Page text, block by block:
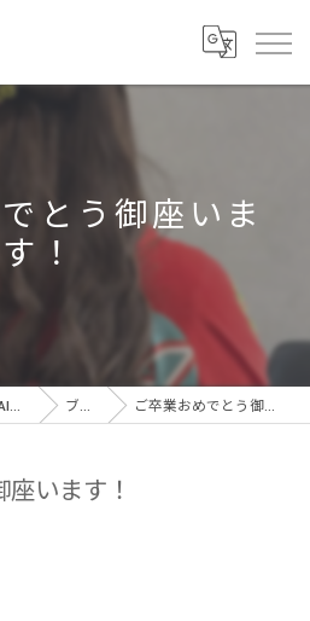
とう御座いま
す！
一宮の美容室ならSIEVE HAIR 一宮駅前店 ブログ ご卒業おめでとう御座います！
います！